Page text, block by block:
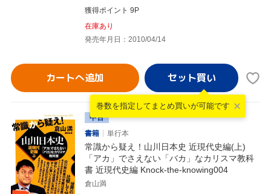
獲得ポイント 9P
在庫あり
発売年月日：2010/04/14
カートへ追加
巻数を指定して まとめ買いが可能です
中古
書籍
単行本
常識から疑え！山川日本史 近現代史編(上)
「アカ」でさえない「バカ」なカリスマ教科
書 近現代史編 Knock-the-knowing004
倉山満